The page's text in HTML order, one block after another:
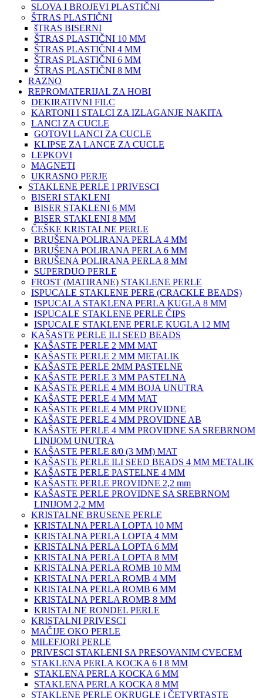
SLOVA I BROJEVI PLASTIČNI
ŠTRAS PLASTIČNI
šTRAS BISERNI
ŠTRAS PLASTIČNI 10 MM
ŠTRAS PLASTIČNI 4 MM
ŠTRAS PLASTIČNI 6 MM
ŠTRAS PLASTIČNI 8 MM
RAZNO
REPROMATERIJAL ZA HOBI
DEKIRATIVNI FILC
KARTONI I STALCI ZA IZLAGANJE NAKITA
LANCI ZA CUCLE
GOTOVI LANCI ZA CUCLE
KLIPSE ZA LANCE ZA CUCLE
LEPKOVI
MAGNETI
UKRASNO PERJE
STAKLENE PERLE I PRIVESCI
BISERI STAKLENI
BISER STAKLENI 6 MM
BISER STAKLENI 8 MM
ČEŠKE KRISTALNE PERLE
BRUŠENA POLIRANA PERLA 4 MM
BRUŠENA POLIRANA PERLA 6 MM
BRUŠENA POLIRANA PERLA 8 MM
SUPERDUO PERLE
FROST (MATIRANE) STAKLENE PERLE
ISPUCALE STAKLENE PERE (CRACKLE BEADS)
ISPUCALA STAKLENA PERLA KUGLA 8 MM
ISPUCALE STAKLENE PERLE ČIPS
ISPUCALE STAKLENE PERLE KUGLA 12 MM
KAŠASTE PERLE ILI SEED BEADS
KAŠASTE PERLE 2 MM MAT
KAŠASTE PERLE 2 MM METALIK
KAŠASTE PERLE 2MM PASTELNE
KAŠASTE PERLE 3 MM PASTELNA
KAŠASTE PERLE 4 MM BOJA UNUTRA
KAŠASTE PERLE 4 MM MAT
KAŠASTE PERLE 4 MM PROVIDNE
KAŠASTE PERLE 4 MM PROVIDNE AB
KAŠASTE PERLE 4 MM PROVIDNE SA SREBRNOM
LINIJOM UNUTRA
KAŠASTE PERLE 8/0 (3 MM) MAT
KAŠASTE PERLE ILI SEED BEADS 4 MM METALIK
KAŠASTE PERLE PASTELNE 4 MM
KAŠASTE PERLE PROVIDNE 2,2 mm
KAŠASTE PERLE PROVIDNE SA SREBRNOM
LINIJOM 2,2 MM
KRISTALNE BRUSENE PERLE
KRISTALNA PERLA LOPTA 10 MM
KRISTALNA PERLA LOPTA 4 MM
KRISTALNA PERLA LOPTA 6 MM
KRISTALNA PERLA LOPTA 8 MM
KRISTALNA PERLA ROMB 10 MM
KRISTALNA PERLA ROMB 4 MM
KRISTALNA PERLA ROMB 6 MM
KRISTALNA PERLA ROMB 8 MM
KRISTALNE RONDEL PERLE
KRISTALNI PRIVESCI
MAČIJE OKO PERLE
MILEFJORI PERLE
PRIVESCI STAKLENI SA PRESOVANIM CVECEM
STAKLENA PERLA KOCKA 6 I 8 MM
STAKLENA PERLA KOCKA 6 MM
STAKLENA PERLA KOCKA 8 MM
STAKLENE PERLE OKRUGLE i ČETVRTASTE